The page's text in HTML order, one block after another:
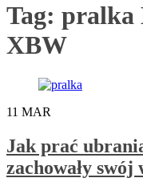
Tag: pralka
XBW
11 MAR
Jak prać
zachowały swój